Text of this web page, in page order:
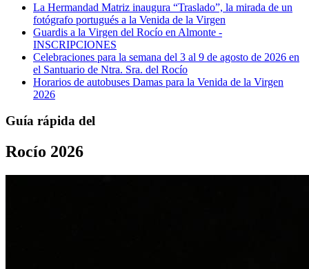
La Hermandad Matriz inaugura “Traslado”, la mirada de un
fotógrafo portugués a la Venida de la Virgen
Guardis a la Virgen del Rocío en Almonte -
INSCRIPCIONES
Celebraciones para la semana del 3 al 9 de agosto de 2026 en
el Santuario de Ntra. Sra. del Rocío
Horarios de autobuses Damas para la Venida de la Virgen
2026
Guía rápida del
Rocío 2026